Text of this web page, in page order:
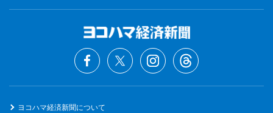
ヨコハマ経済新聞について